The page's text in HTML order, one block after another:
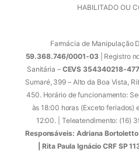
HABILITADO OU
Farmácia de Manipulação
59.368.746/0001-03| Registro
Sanitária –CEVS 354340218-
Sumaré, 399 – Alto da Boa Vista,
450. Horário de funcionamento:
às 18:00 horas (Exceto feriados)
12:00. | Teleatendimento: (16)
Responsáveis: Adriana Bortoletto
| Rita Paula Ignácio CRF SP